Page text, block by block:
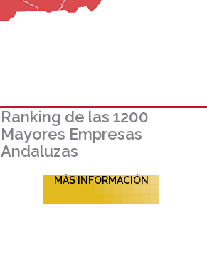
Ranking de las 1200
Mayores Empresas
Andaluzas
MÁS INFORMACIÓN